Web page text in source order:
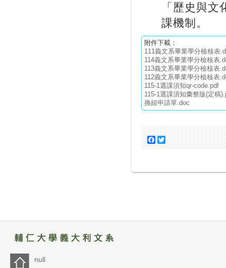
「歷史與
課機制。
附件下載：
111義文系畢業學分檢核表
114義文系畢業學分檢核表
113義文系畢業學分檢核表
112義文系畢業學分檢核表
115-1選課須知qr-code.pdf
115-1選課須知彙整版(定稿
換組申請單.doc
Facebook
null